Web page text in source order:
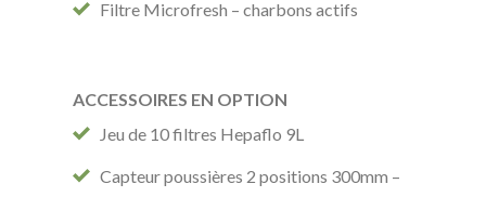
Filtre Microfresh – charbons actifs
ACCESSOIRES EN OPTION
Jeu de 10 filtres Hepaflo 9L
Capteur poussières 2 positions 300mm –